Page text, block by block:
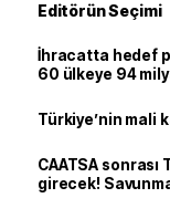
Editörün Seçimi
İhracatta hedef
60 ülkeye 94
Türkiye’nin mali
CAATSA
girecek!